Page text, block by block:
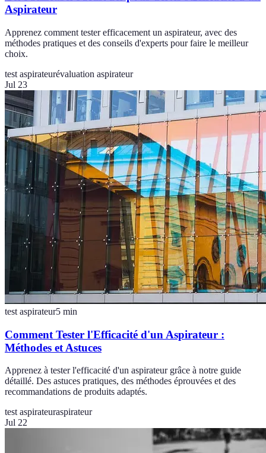
Aspirateur
Apprenez comment tester efficacement un aspirateur, avec des
méthodes pratiques et des conseils d'experts pour faire le meilleur
choix.
test aspirateurévaluation aspirateur
Jul 23
test aspirateur5 min
Comment Tester l'Efficacité d'un Aspirateur :
Méthodes et Astuces
Apprenez à tester l'efficacité d'un aspirateur grâce à notre guide
détaillé. Des astuces pratiques, des méthodes éprouvées et des
recommandations de produits adaptés.
test aspirateuraspirateur
Jul 22